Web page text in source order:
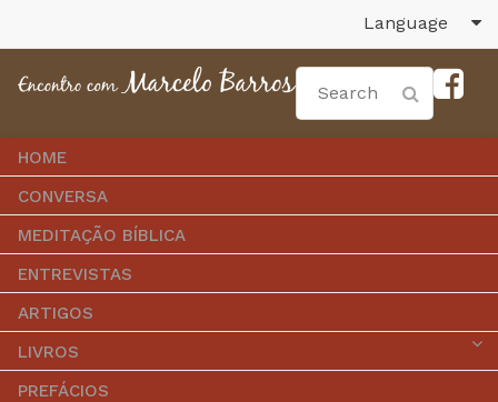
Language
HOME
CONVERSA
MEDITAÇÃO BÍBLICA
ENTREVISTAS
ARTIGOS
LIVROS
PREFÁCIOS